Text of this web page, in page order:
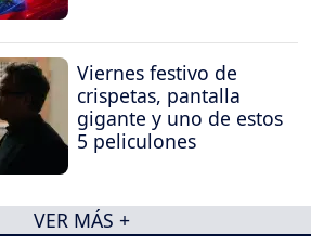
Viernes festivo de
crispetas, pantalla
gigante y uno de estos
5 peliculones
VER MÁS +